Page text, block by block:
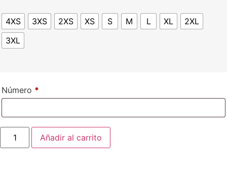
4XS 3XS 2XS XS S M L XL
2XL
3XL
Número *
Añadir al carrito